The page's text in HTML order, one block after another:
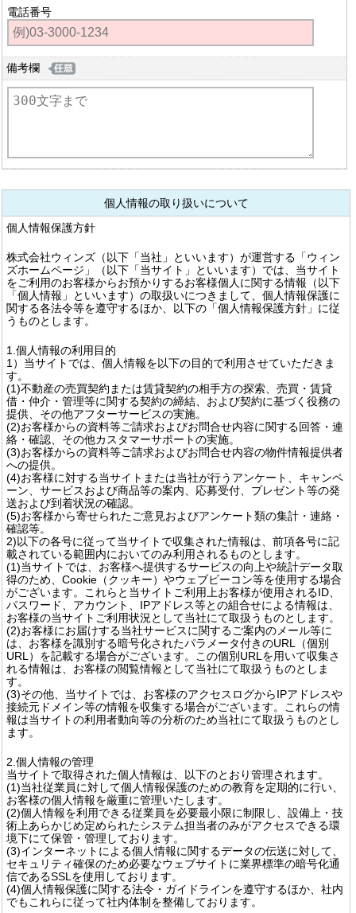
電話番号
備考欄
個人情報の取り扱いについて
個人情報保護方針
株式会社ウィンズ（以下「当社」といいます）が運営する「ウィン
ズホームページ」（以下「当サイト」といいます）では、当サイト
をご利用のお客様からお預かりするお客様個人に関する情報（以下
「個人情報」といいます）の取扱いにつきまして、個人情報保護に
関する各法令等を遵守するほか、以下の「個人情報保護方針」に従
うものとします。
1.個人情報の利用目的
1）当サイトでは、個人情報を以下の目的で利用させていただきま
す。
(1)不動産の売買契約または賃貸契約の相手方の探索、売買・賃貸
借・仲介・管理等に関する契約の締結、および契約に基づく役務の
提供、その他アフターサービスの実施。
(2)お客様からの資料等ご請求およびお問合せ内容に関する回答・連
絡・確認、その他カスタマーサポートの実施。
(3)お客様からの資料等ご請求およびお問合せ内容の物件情報提供者
への提供。
(4)お客様に対する当サイトまたは当社が行うアンケート、キャンペ
ーン、サービスおよび商品等の案内、応募受付、プレゼント等の発
送および到着状況の確認。
(5)お客様から寄せられたご意見およびアンケート類の集計・連絡・
確認等。
2)以下の各号に従って当サイトで収集された情報は、前項各号に記
載されている範囲内においてのみ利用されるものとします。
(1)当サイトでは、お客様へ提供するサービスの向上や統計データ取
得のため、Cookie（クッキー）やウェブビーコン等を使用する場合
がございます。これらと当サイトご利用上お客様が使用されるID、
パスワード、アカウント、IPアドレス等との組合せによる情報は、
お客様の当サイトご利用状況として当社にて取扱うものとします。
(2)お客様にお届けする当社サービスに関するご案内のメール等に
は、お客様を識別する暗号化されたパラメータ付きのURL（個別
URL）を記載する場合がございます。この個別URLを用いて収集さ
れる情報は、お客様の閲覧情報として当社にて取扱うものとしま
す。
(3)その他、当サイトでは、お客様のアクセスログからIPアドレスや
接続元ドメイン等の情報を収集する場合がございます。これらの情
報は当サイトの利用者動向等の分析のため当社にて取扱うものとし
ます。
2.個人情報の管理
当サイトで取得された個人情報は、以下のとおり管理されます。
(1)当社従業員に対して個人情報保護のための教育を定期的に行い、
お客様の個人情報を厳重に管理いたします。
(2)個人情報を利用できる従業員を必要最小限に制限し、設備上・技
術上あらかじめ定められたシステム担当者のみがアクセスできる環
境下にて保管・管理しております。
(3)インターネットによる個人情報に関するデータの伝送に対して、
セキュリティ確保のため必要なウェブサイトに業界標準の暗号化通
信であるSSLを使用しております。
(4)個人情報保護に関する法令・ガイドラインを遵守するほか、社内
でもこれらに従って社内体制を整備しております。